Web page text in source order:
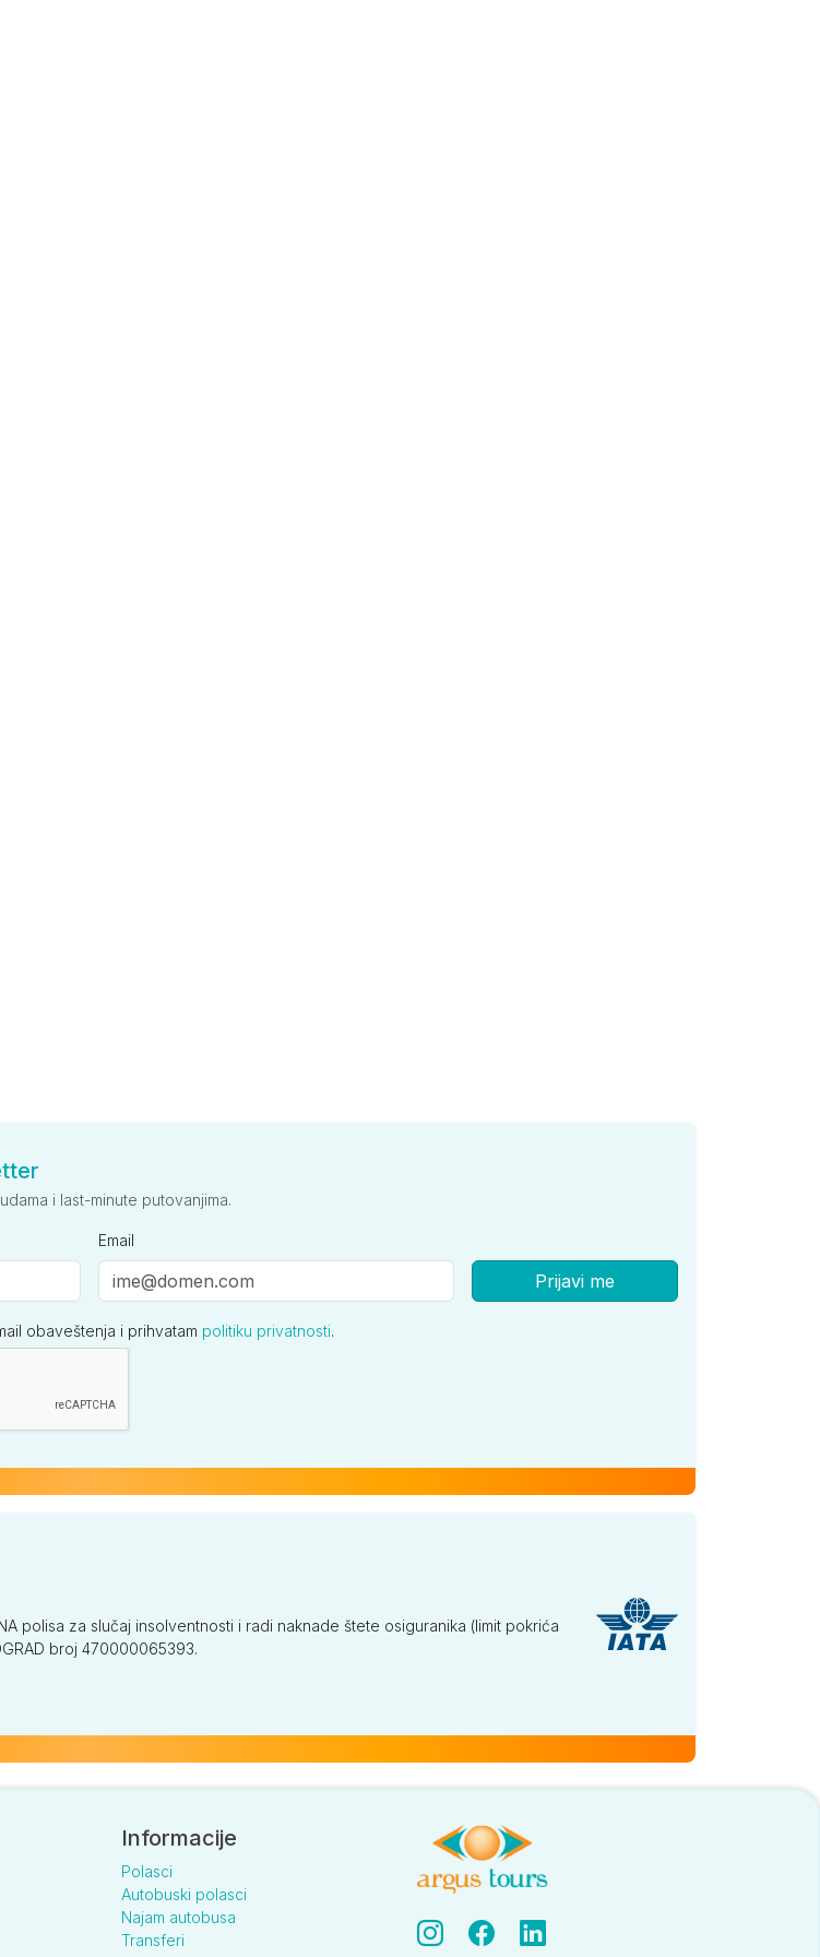
i last-minute putovanjima.
Email
Prijavi me
obaveštenja i prihvatam politiku privatnosti.
polisa za slučaj insolventnosti i radi naknade štete osiguranika (limit pokrića
broj 470000065393.
Informacije
Polasci
Autobuski polasci
Najam autobusa
Transferi